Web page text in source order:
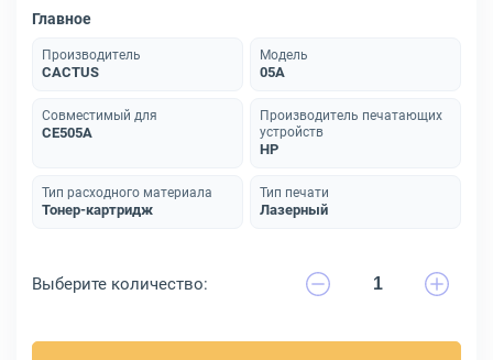
Главное
Производитель
CACTUS
Модель
05A
Совместимый для
CE505A
Производитель печатающих
устройств
HP
Тип расходного материала
Тонер-картридж
Тип печати
Лазерный
Выберите количество: